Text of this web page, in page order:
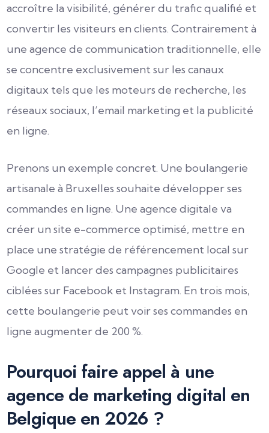
accroître la visibilité, générer du trafic qualifié et
convertir les visiteurs en clients. Contrairement à
une agence de communication traditionnelle, elle
se concentre exclusivement sur les canaux
digitaux tels que les moteurs de recherche, les
réseaux sociaux, l’email marketing et la publicité
en ligne.
Prenons un exemple concret. Une boulangerie
artisanale à Bruxelles souhaite développer ses
commandes en ligne. Une agence digitale va
créer un site e-commerce optimisé, mettre en
place une stratégie de référencement local sur
Google et lancer des campagnes publicitaires
ciblées sur Facebook et Instagram. En trois mois,
cette boulangerie peut voir ses commandes en
ligne augmenter de 200 %.
Pourquoi faire appel à une
agence de marketing digital en
Belgique en 2026 ?